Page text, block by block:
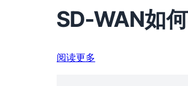
SD-WAN如
阅读更多